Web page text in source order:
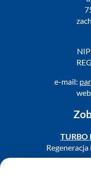
e-mail:
TURBO